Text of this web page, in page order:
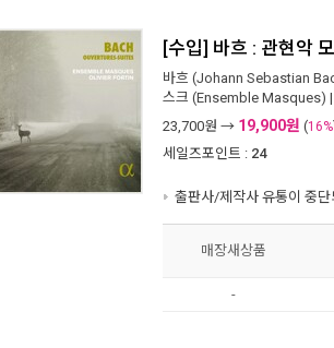
[수입] 바흐 : 관현악
바흐 (Johann Sebastian
스크 (Ensemble Masques) |
23,700원 → 19,900원 (16%
세일즈포인트 : 24
출판사/제작사 유통이 중
매장새상품
-